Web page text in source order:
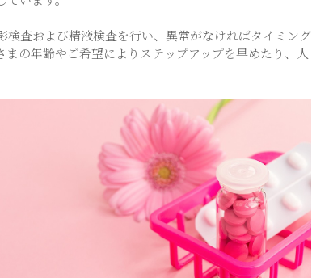
査および精液検査を行い、異常がなければタイミング
の年齢やご希望によりステップアップを早めたり、人